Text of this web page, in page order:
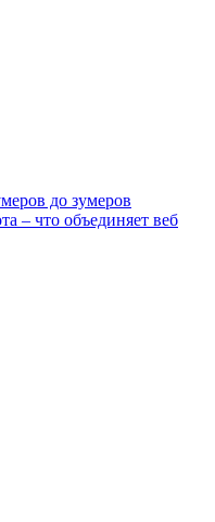
до зумеров
– что объединяет веб